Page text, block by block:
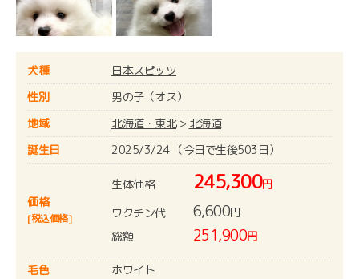
犬種
日本スピッツ
性別
男の子（オス）
地域
北海道・東北> 北海道
誕生日
2025/3/24 （今日で生後503日）
価格
[税込価格]
生体価格 245,300円
ワクチン代
6,600円
総額
251,900円
毛色
ホワイト